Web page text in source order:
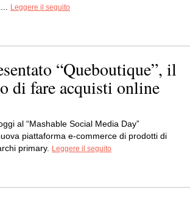
Leggere il seguito
“Queboutique”, il
di fare acquisti online
al “Mashable Social Media Day”
piattaforma e-commerce di prodotti di
primary.
Leggere il seguito